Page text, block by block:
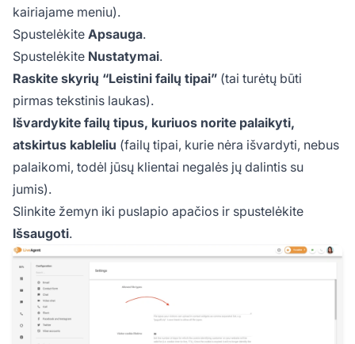
kairiajame meniu).
Spustelėkite Apsauga.
Spustelėkite Nustatymai.
Raskite skyrių “Leistini failų tipai” (tai turėtų būti
pirmas tekstinis laukas).
Išvardykite failų tipus, kuriuos norite palaikyti,
atskirtus kableliu (failų tipai, kurie nėra išvardyti, nebus
palaikomi, todėl jūsų klientai negalės jų dalintis su
jumis).
Slinkite žemyn iki puslapio apačios ir spustelėkite
Išsaugoti.